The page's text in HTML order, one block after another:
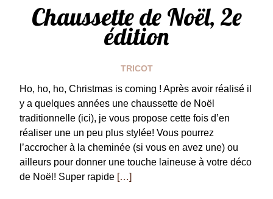
Chaussette de Noël, 2e
édition
TRICOT
Ho, ho, ho, Christmas is coming ! Après avoir réalisé il
y a quelques années une chaussette de Noël
traditionnelle (ici), je vous propose cette fois d’en
réaliser une un peu plus stylée! Vous pourrez
l’accrocher à la cheminée (si vous en avez une) ou
ailleurs pour donner une touche laineuse à votre déco
de Noël! Super rapide […]